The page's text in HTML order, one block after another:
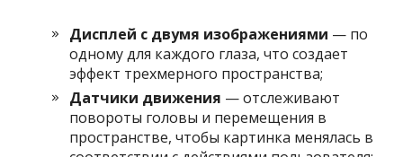
Дисплей с двумя изображениями — по
одному для каждого глаза, что создает
эффект трехмерного пространства;
Датчики движения — отслеживают
повороты головы и перемещения в
пространстве, чтобы картинка менялась в